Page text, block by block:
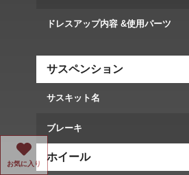
ドレスアップ内容 &使用パーツ
サスペンション
サスキット名
ブレーキ
ホイール
お気に入り